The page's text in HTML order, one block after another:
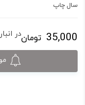
سال چاپ
35,000 توماندر